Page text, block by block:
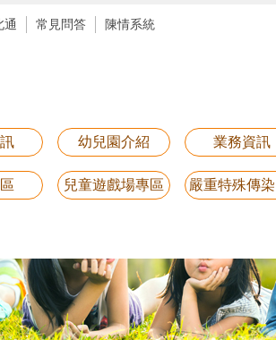
通 常見問答 陳情系統
幼兒園介紹 業務資訊
兒童遊戲場專區